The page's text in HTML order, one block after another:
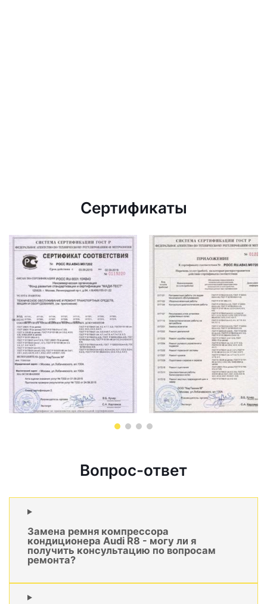
Сертификаты
Вопрос-ответ
Замена ремня компрессора
кондиционера Audi R8 - могу ли я
получить консультацию по вопросам
ремонта?